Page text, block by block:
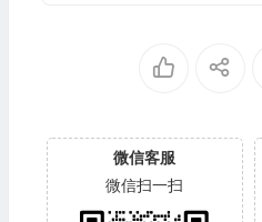
微信客服
微信扫一扫